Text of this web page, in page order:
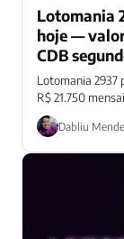
Lotomania
hoje —
CDB
Lotomania 2937
R$ 21.750
Dabliu